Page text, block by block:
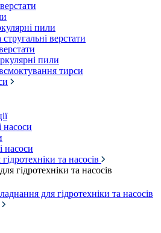
пили
верстати
пили
тирси
насоси
насоси
та насосів
гідротехніки та насосів
для гідротехніки та насосів